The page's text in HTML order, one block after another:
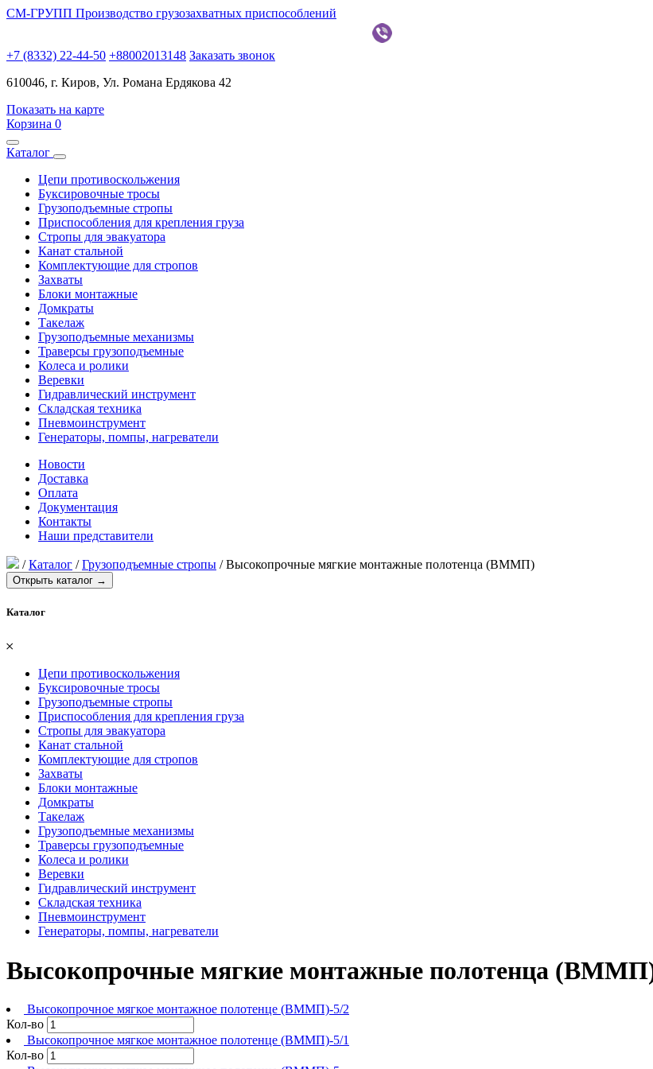
СМ-ГРУПП Производство грузозахватных приспособлений
+7 (8332) 22-44-50 +88002013148 Заказать звонок
610046, г. Киров, Ул. Романа Ердякова 42
Показать на карте
Корзина 0
Каталог
Цепи противоскольжения
Буксировочные тросы
Грузоподъемные стропы
Приспособления для крепления груза
Стропы для эвакуатора
Канат стальной
Комплектующие для стропов
Захваты
Блоки монтажные
Домкраты
Такелаж
Грузоподъемные механизмы
Траверсы грузоподъемные
Колеса и ролики
Веревки
Гидравлический инструмент
Складская техника
Пневмоинструмент
Генераторы, помпы, нагреватели
Новости
Доставка
Оплата
Документация
Контакты
Наши представители
/Каталог /Грузоподъемные стропы /Высокопрочные мягкие монтажные полотенца (ВММП)
Открыть каталог →
Каталог
𐄂
Цепи противоскольжения
Буксировочные тросы
Грузоподъемные стропы
Приспособления для крепления груза
Стропы для эвакуатора
Канат стальной
Комплектующие для стропов
Захваты
Блоки монтажные
Домкраты
Такелаж
Грузоподъемные механизмы
Траверсы грузоподъемные
Колеса и ролики
Веревки
Гидравлический инструмент
Складская техника
Пневмоинструмент
Генераторы, помпы, нагреватели
Высокопрочные мягкие монтажные полотенца
Высокопрочное мягкое монтажное полотенце (ВММП)-5/2
Кол-во
Высокопрочное мягкое монтажное полотенце (ВММП)-5/1
Кол-во